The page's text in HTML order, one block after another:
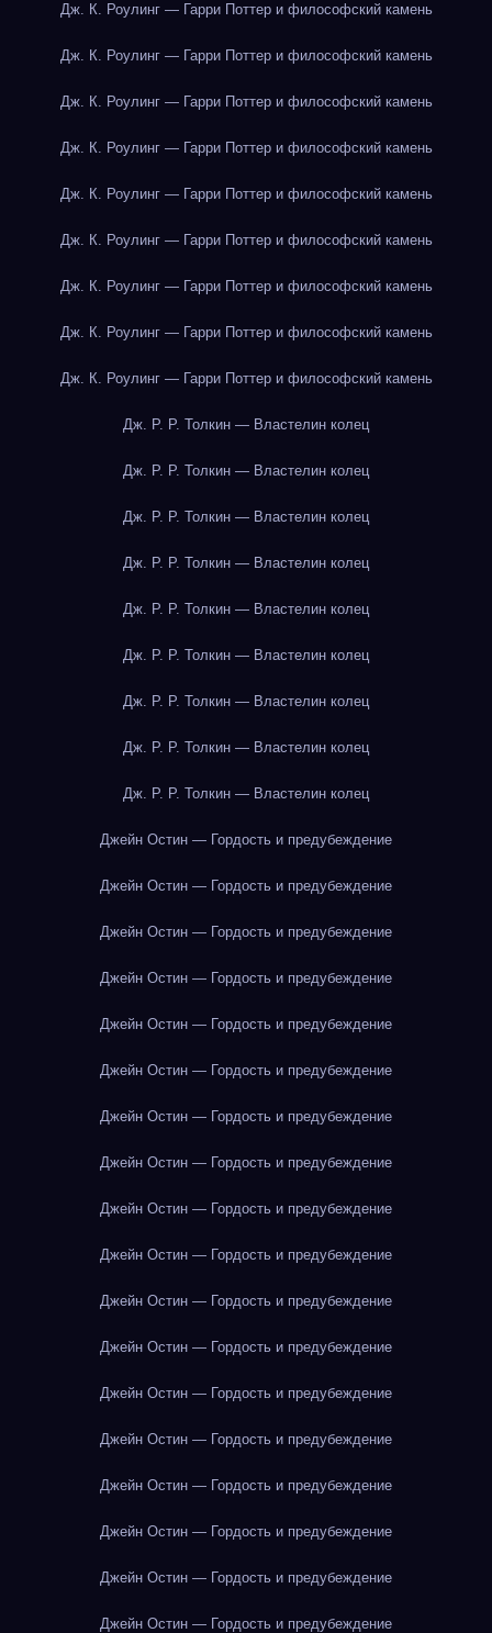
Дж. К. Роулинг — Гарри Поттер и философский камень
Дж. К. Роулинг — Гарри Поттер и философский камень
Дж. К. Роулинг — Гарри Поттер и философский камень
Дж. К. Роулинг — Гарри Поттер и философский камень
Дж. К. Роулинг — Гарри Поттер и философский камень
Дж. К. Роулинг — Гарри Поттер и философский камень
Дж. К. Роулинг — Гарри Поттер и философский камень
Дж. К. Роулинг — Гарри Поттер и философский камень
Дж. К. Роулинг — Гарри Поттер и философский камень
Дж. Р. Р. Толкин — Властелин колец
Дж. Р. Р. Толкин — Властелин колец
Дж. Р. Р. Толкин — Властелин колец
Дж. Р. Р. Толкин — Властелин колец
Дж. Р. Р. Толкин — Властелин колец
Дж. Р. Р. Толкин — Властелин колец
Дж. Р. Р. Толкин — Властелин колец
Дж. Р. Р. Толкин — Властелин колец
Дж. Р. Р. Толкин — Властелин колец
Джейн Остин — Гордость и предубеждение
Джейн Остин — Гордость и предубеждение
Джейн Остин — Гордость и предубеждение
Джейн Остин — Гордость и предубеждение
Джейн Остин — Гордость и предубеждение
Джейн Остин — Гордость и предубеждение
Джейн Остин — Гордость и предубеждение
Джейн Остин — Гордость и предубеждение
Джейн Остин — Гордость и предубеждение
Джейн Остин — Гордость и предубеждение
Джейн Остин — Гордость и предубеждение
Джейн Остин — Гордость и предубеждение
Джейн Остин — Гордость и предубеждение
Джейн Остин — Гордость и предубеждение
Джейн Остин — Гордость и предубеждение
Джейн Остин — Гордость и предубеждение
Джейн Остин — Гордость и предубеждение
Джейн Остин — Гордость и предубеждение